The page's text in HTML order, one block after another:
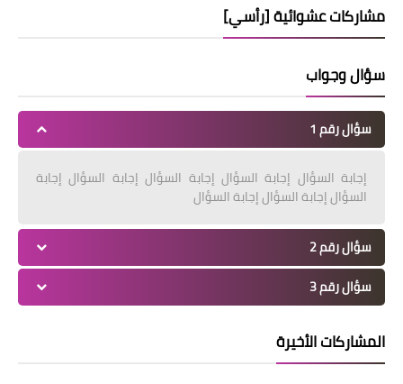
مشاركات عشوائية [رأسي]
سؤال وجواب
سؤال رقم 1
إجابة السؤال إجابة السؤال إجابة السؤال إجابة السؤال إجابة
السؤال إجابة السؤال إجابة السؤال
سؤال رقم 2
سؤال رقم 3
المشاركات الأخيرة